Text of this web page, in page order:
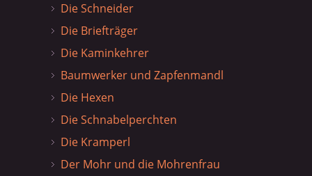
Die Schneider
Die Briefträger
Die Kaminkehrer
Baumwerker und Zapfenmandl
Die Hexen
Die Schnabelperchten
Die Kramperl
Der Mohr und die Mohrenfrau